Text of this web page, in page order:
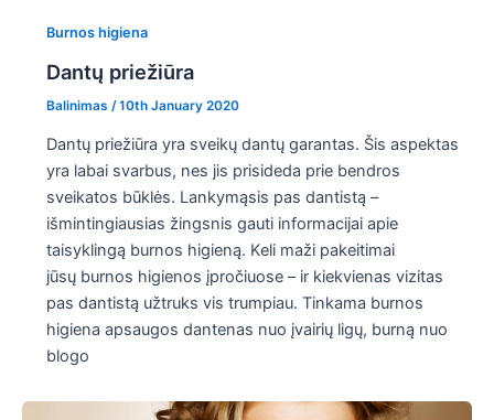
Burnos higiena
Dantų priežiūra
Balinimas /10th January 2020
Dantų priežiūra yra sveikų dantų garantas. Šis aspektas
yra labai svarbus, nes jis prisideda prie bendros
sveikatos būklės. Lankymąsis pas dantistą –
išmintingiausias žingsnis gauti informacijai apie
taisyklingą burnos higieną. Keli maži pakeitimai
jūsų burnos higienos įpročiuose – ir kiekvienas vizitas
pas dantistą užtruks vis trumpiau. Tinkama burnos
higiena apsaugos dantenas nuo įvairių ligų, burną nuo
blogo